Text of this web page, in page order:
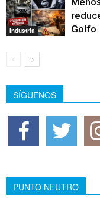
Industria
Golfo
SÍGUENOS
PUNTO NEUTRO